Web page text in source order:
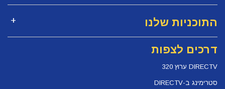
התוכניות שלנו
דרכים לצפות
DIRECTV ערוץ 320
סטרימינג ב-DIRECTV